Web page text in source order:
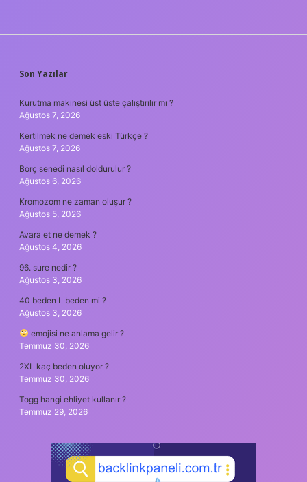
SIDEBAR
Son Yazılar
Kurutma makinesi üst üste çalıştırılır mı ?
Ağustos 7, 2026
Kertilmek ne demek eski Türkçe ?
Ağustos 7, 2026
Borç senedi nasıl doldurulur ?
Ağustos 6, 2026
Kromozom ne zaman oluşur ?
Ağustos 5, 2026
Avara et ne demek ?
Ağustos 4, 2026
96. sure nedir ?
Ağustos 3, 2026
40 beden L beden mi ?
Ağustos 3, 2026
emojisi ne anlama gelir ?
Temmuz 30, 2026
2XL kaç beden oluyor ?
Temmuz 30, 2026
Togg hangi ehliyet kullanır ?
Temmuz 29, 2026